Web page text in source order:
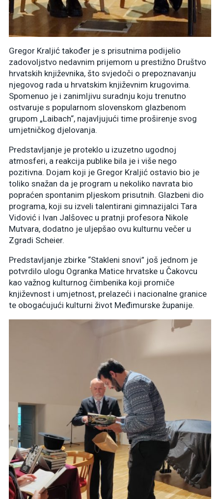
Gregor Kraljić također je s prisutnima podijelio
zadovoljstvo nedavnim prijemom u prestižno Društvo
hrvatskih književnika, što svjedoči o prepoznavanju
njegovog rada u hrvatskim književnim krugovima.
Spomenuo je i zanimljivu suradnju koju trenutno
ostvaruje s popularnom slovenskom glazbenom
grupom „Laibach“, najavljujući time proširenje svog
umjetničkog djelovanja.
Predstavljanje je proteklo u izuzetno ugodnoj
atmosferi, a reakcija publike bila je i više nego
pozitivna. Dojam koji je Gregor Kraljić ostavio bio je
toliko snažan da je program u nekoliko navrata bio
popraćen spontanim pljeskom prisutnih. Glazbeni dio
programa, koji su izveli talentirani gimnazijalci Tara
Vidović i Ivan Jalšovec u pratnji profesora Nikole
Mutvara, dodatno je uljepšao ovu kulturnu večer u
Zgradi Scheier.
Predstavljanje zbirke “Stakleni snovi” još jednom je
potvrdilo ulogu Ogranka Matice hrvatske u Čakovcu
kao važnog kulturnog čimbenika koji promiče
književnost i umjetnost, prelazeći i nacionalne granice
te obogaćujući kulturni život Međimurske županije.